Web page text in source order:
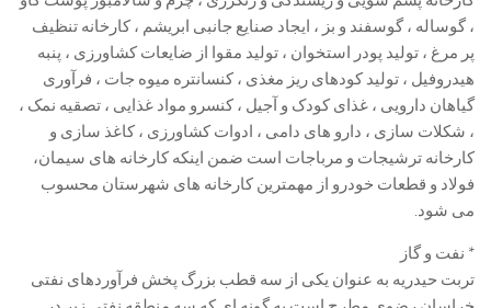
، گوساله ، گوسفند و بز ، ایجاد صنایع جانبی ابریشم ، کارخانه تنظیف
پر مرغ ، تولید پودر استخوان ، تولید مقوا از ضایعات کشاورزی ، پنبه
هیدروفیل ، تولید کودهای ریز مغذی ، کنسانتره میوه جات ، فرآوری
گیاهان دارویی ، غذای کودک و آجیل ، کنسرو مواد غذایی ، تصقیه نمک ،
، شکلات سازی ، دارو های دامی ، ادوات کشاورزی ، کاغذ سازی و
کارخانه ترشیجات و مرباجات است ضمن اینکه کارخانه های سیمان،
فولاد و قطعات خودرو از مهمترین کارخانه های شهرستان محسوب
می شود.
* نفت و گاز
تربت حیدریه به عنوان یکی از سه قطب بزرگ پخش فرآوردهای نفتی